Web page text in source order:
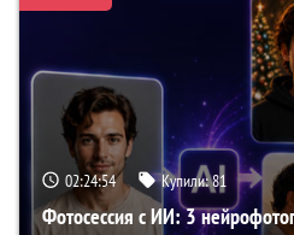
02:24:53 Купили:81
Фотосессия с ИИ: 3